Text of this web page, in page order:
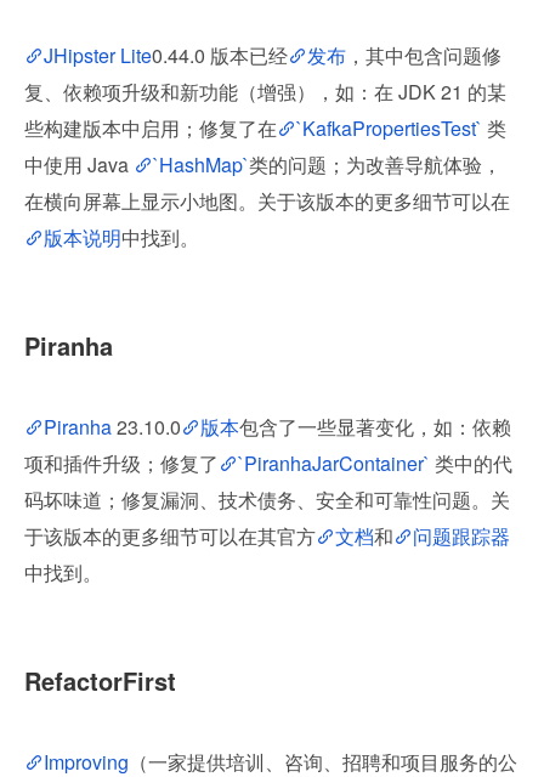
JHipster Lite0.44.0 版本已经 发布 ，其中包含问题修
复、依赖项升级和新功能（增强），如：在 JDK 21 的某
些构建版本中启用；修复了在
`KafkaPropertiesTest` 类
中使用 Java
`HashMap`类的问题；为改善导航体验，
在横向屏幕上显示小地图。关于该版本的更多细节可以在
版本说明中找到。
Piranha
Piranha 23.10.0 版本包含了一些显著变化，如：依赖
项和插件升级；修复了
`PiranhaJarContainer` 类中的代
码坏味道；修复漏洞、技术债务、安全和可靠性问题。关
于该版本的更多细节可以在其官方
文档和
问题跟踪器
中找到。
RefactorFirst
Improving （一家提供培训、咨询、招聘和项目服务的公